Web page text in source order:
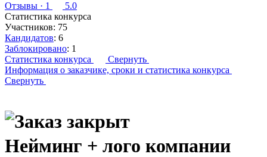
Отзывы · 1
5.0
Статистика конкурса
Участников: 75
Кандидатов: 6
Заблокировано: 1
Статистика конкурса
Свернуть
Информация о заказчике, сроки и статистика конкурса
Свернуть
Нейминг + лого компании